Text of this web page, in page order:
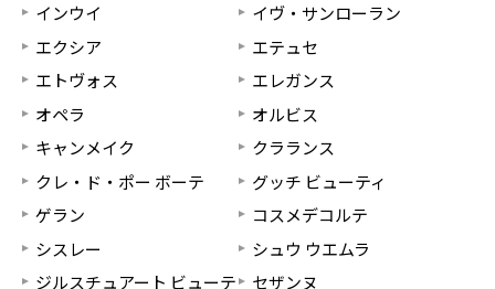
インウイ
イヴ・サンローラン
エクシア
エテュセ
エトヴォス
エレガンス
オペラ
オルビス
キャンメイク
クラランス
クレ・ド・ポー ボーテ
グッチ ビューティ
ゲラン
コスメデコルテ
シスレー
シュウ ウエムラ
ジルスチュアート ビューテ
セザンヌ